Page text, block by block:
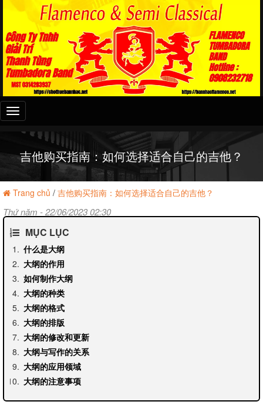
Đây
là
menu
吉他购买指南：如何选择适合自己的吉他？
Trang chủ / 吉他购买指南：如何选择适合自己的吉他？
Thứ năm - 22/06/2023 02:30
MỤC LỤC
什么是大纲
大纲的作用
如何制作大纲
大纲的种类
大纲的格式
大纲的排版
大纲的修改和更新
大纲与写作的关系
大纲的应用领域
大纲的注意事项